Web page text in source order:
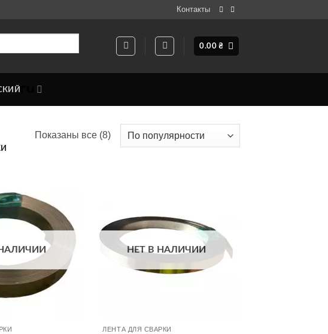
Контакты
0.00₴
Показаны все (8)Сортировка:
по
Додати
до
списку
бажань
бажань
НЕТ В НАЛИЧИИ
ЛЕНТА ДЛЯ СВАРКИ